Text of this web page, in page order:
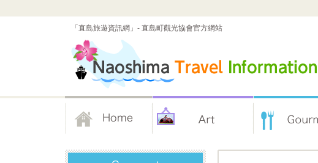
「直島旅遊資訊網」- 直島町觀光協會官方網站